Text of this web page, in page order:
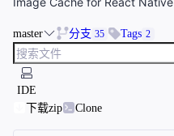
master 分支 35 Tags 2
IDE
下载zip
Clone